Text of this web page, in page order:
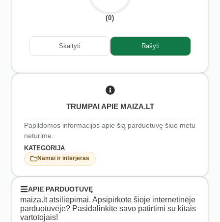
(0)
Skaityti Rašyti
TRUMPAI APIE MAIZA.LT
Papildomos informacijos apie šią parduotuvę šiuo metu
neturime.
KATEGORIJA
Namai ir interjeras
APIE PARDUOTUVĘ
maiza.lt atsiliepimai. Apsipirkote šioje internetinėje
parduotuvėje? Pasidalinkite savo patirtimi su kitais
vartotojais!